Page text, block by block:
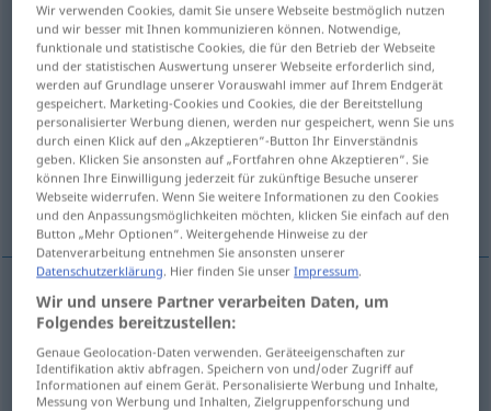
complication [kõplikasjõ]f
Übersicht aller Übersetzungen
(Für mehr Details die Übersetzung anklicken/antippen)
Komplikation, Verwicklung, Schwierigkeit
Kompliziertheit
Komplikationf complication
Schwierigkeitf complication (≈ difficulté)a. MÉD
Wir verwenden Cookies, damit Sie unsere Webseite bestmöglich nutzen
und wir besser mit Ihnen kommunizieren können. Notwendige,
funktionale und statistische Cookies, die für den Betrieb der Webseite
und der statistischen Auswertung unserer Webseite erforderlich sind,
werden auf Grundlage unserer Vorauswahl immer auf Ihrem Endgerät
gespeichert. Marketing-Cookies und Cookies, die der Bereitstellung
personalisierter Werbung dienen, werden nur gespeichert, wenn Sie uns
durch einen Klick auf den „Akzeptieren“-Button Ihr Einverständnis
geben. Klicken Sie ansonsten auf „Fortfahren ohne Akzeptieren“. Sie
können Ihre Einwilligung jederzeit für zukünftige Besuche unserer
Webseite widerrufen. Wenn Sie weitere Informationen zu den Cookies
und den Anpassungsmöglichkeiten möchten, klicken Sie einfach auf den
Button „Mehr Optionen“. Weitergehende Hinweise zu der
Datenverarbeitung entnehmen Sie ansonsten unserer
Datenschutzerklärung. Hier finden Sie unserImpressum.
Wir und unsere Partner verarbeiten Daten, um
Folgendes bereitzustellen:
Genaue Geolocation-Daten verwenden. Geräteeigenschaften zur
Identifikation aktiv abfragen. Speichern von und/oder Zugriff auf
Informationen auf einem Gerät. Personalisierte Werbung und Inhalte,
Messung von Werbung und Inhalten, Zielgruppenforschung und